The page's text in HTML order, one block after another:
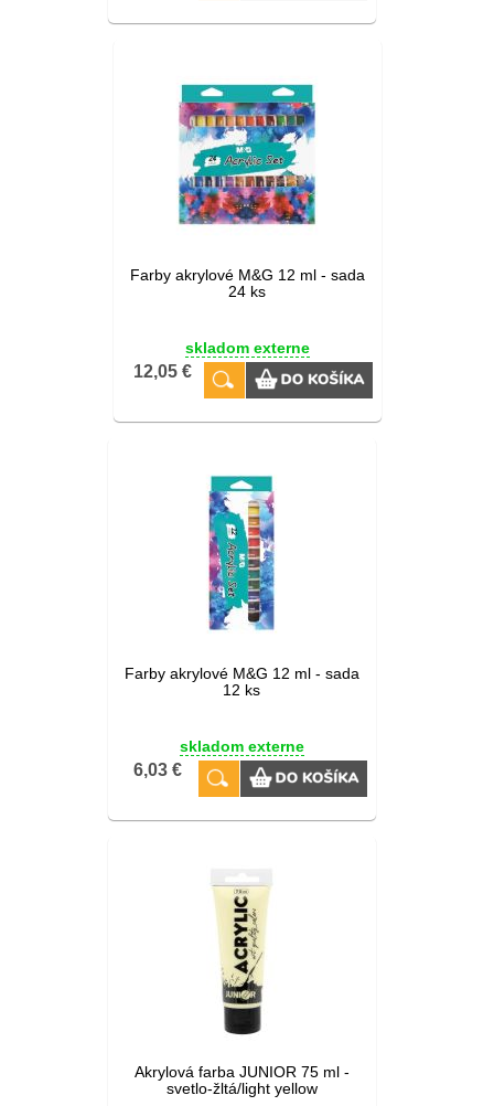
Farby akrylové M&G 12 ml - sada
24 ks
skladom externe
12,05 €
Farby akrylové M&G 12 ml - sada
12 ks
skladom externe
6,03 €
Akrylová farba JUNIOR 75 ml -
svetlo-žltá/light yellow